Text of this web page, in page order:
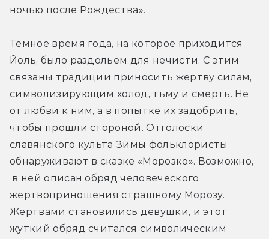
ночью после Рождества».
Тёмное время года, на которое приходится
Йоль, было раздольем для нечисти. С этим
связаны традиции приносить жертву силам,
символизирующим холод, тьму и смерть. Не
от любви к ним, а в попытке их задобрить,
чтобы прошли стороной. Отголоски
славянского культа Зимы фольклористы
обнаруживают в сказке «Морозко». Возможно,
в ней описан обряд человеческого
жертвоприношения страшному Морозу.
Жертвами становились девушки, и этот
жуткий обряд считался символическим